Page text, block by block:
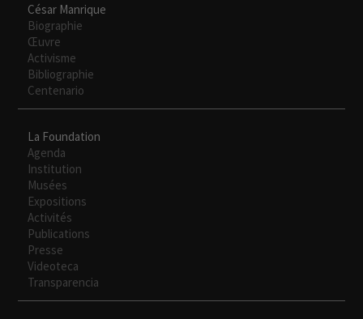
César Manrique
Biographie
Œuvre
Activisme
Bibliographie
Centenario
La Foundation
Agenda
Institution
Musées
Expositions
Activités
Publications
Presse
Videoteca
Transparencia